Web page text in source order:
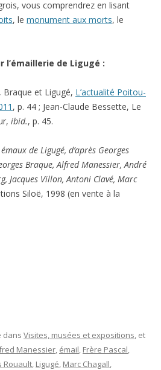
vous comprendrez en lisant
, le monument aux morts, le
l’émaillerie de Ligugé :
Braque et Ligugé, L’actualité Poitou-
, p. 44 ; Jean-Claude Bessette, Le
ibid., p. 45.
de Ligugé, d’après Georges
Braque, Alfred Manessier, André
Jacques Villon, Antoni Clavé, Marc
Siloë, 1998 (en vente à la
dans Visites, musées et expositions, et
Manessier, émail, Frère Pascal,
Rouault, Ligugé, Marc Chagall,